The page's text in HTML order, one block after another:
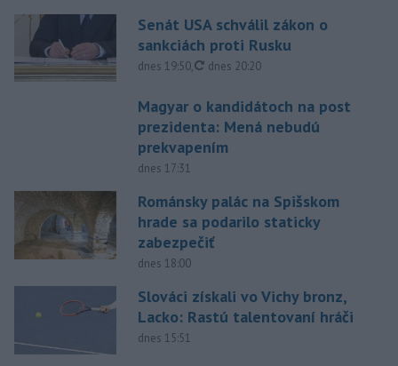
Senát USA schválil zákon o
sankciách proti Rusku
dnes 19:50, aktualizované
dnes 20:20
Magyar o kandidátoch na post
prezidenta: Mená nebudú
prekvapením
dnes 17:31
Románsky palác na Spišskom
hrade sa podarilo staticky
zabezpečiť
dnes 18:00
Slováci získali vo Vichy bronz,
Lacko: Rastú talentovaní hráči
dnes 15:51